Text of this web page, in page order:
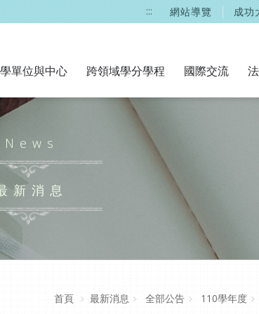
::: 網站導覽 成功
單位與中心 跨領域學分學程 國際交流
News
新消息
首頁 最新消息 全部公告 110學年度